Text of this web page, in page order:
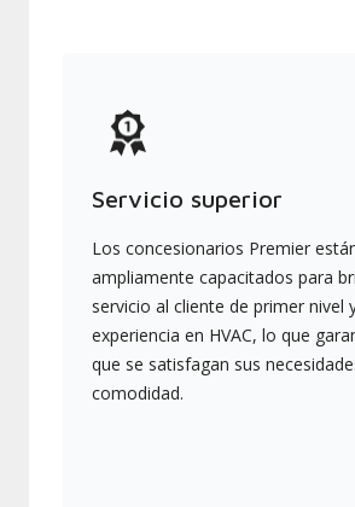
Servicio superior
Los concesionarios Premier
ampliamente capacitados para
servicio al cliente de primer nivel
experiencia en HVAC, lo que
que se satisfagan sus
comodidad.